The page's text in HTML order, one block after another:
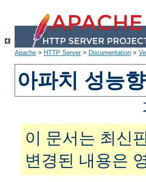
Apache > HTTP Server> Documentation >
아파치 성능
이 문서는 최신
변경된 내용은